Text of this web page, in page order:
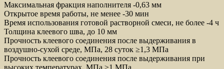
Максимальная фракция наполнителя -0,63 мм
Открытое время работы, не менее -30 мин
Время использования готовой растворной смеси, не более -4 ч
Толщина клеевого шва, до 10 мм
Прочность клеевого соединения после выдерживания в
воздушно-сухой среде, МПа, 28 суток ≥1,3 МПа
Прочность клеевого соединения после выдерживания при